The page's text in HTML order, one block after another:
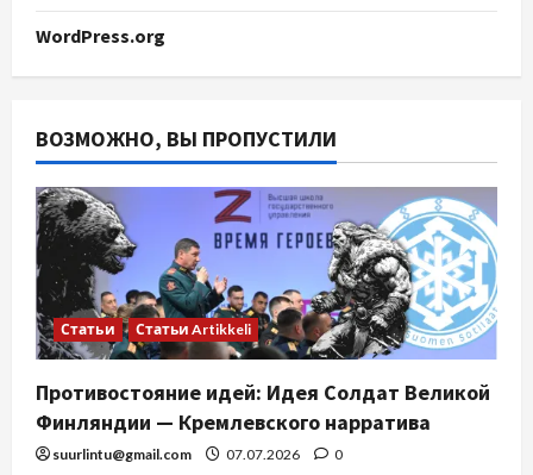
WordPress.org
ВОЗМОЖНО, ВЫ ПРОПУСТИЛИ
Статьи Статьи Artikkeli
Противостояние идей: Идея Солдат Великой
Финляндии — Кремлевского нарратива
suurlintu@gmail.com 07.07.2026 0